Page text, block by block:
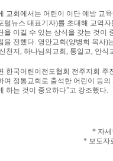
교회에서는 어린이 이단 예방 교
털뉴스 대표기자)를 초대해 교역
을 이길 수 있는 상식을 갖는 것이
을 전했다. 영안교회 (양병희 목사)
천지 , 하나님의교회 , 통일교, 안식
한국어린이전도협회 전주지회 주
여 정통교회로 출석한 어린이 등의
하는 것이 중요하다”고 강조했다.
* 자
* 보도자